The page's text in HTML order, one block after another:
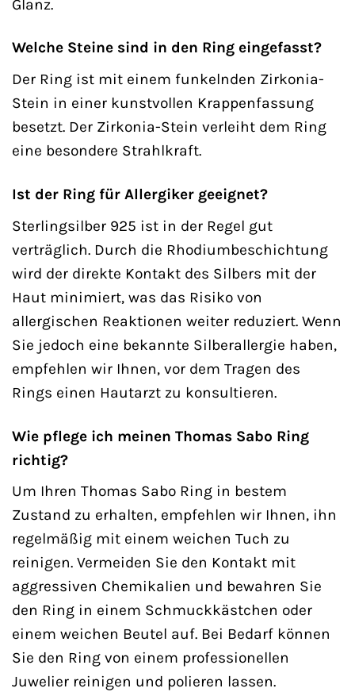
Glanz.
Welche Steine sind in den Ring eingefasst?
Der Ring ist mit einem funkelnden Zirkonia-
Stein in einer kunstvollen Krappenfassung
besetzt. Der Zirkonia-Stein verleiht dem Ring
eine besondere Strahlkraft.
Ist der Ring für Allergiker geeignet?
Sterlingsilber 925 ist in der Regel gut
verträglich. Durch die Rhodiumbeschichtung
wird der direkte Kontakt des Silbers mit der
Haut minimiert, was das Risiko von
allergischen Reaktionen weiter reduziert. Wenn
Sie jedoch eine bekannte Silberallergie haben,
empfehlen wir Ihnen, vor dem Tragen des
Rings einen Hautarzt zu konsultieren.
Wie pflege ich meinen Thomas Sabo Ring
richtig?
Um Ihren Thomas Sabo Ring in bestem
Zustand zu erhalten, empfehlen wir Ihnen, ihn
regelmäßig mit einem weichen Tuch zu
reinigen. Vermeiden Sie den Kontakt mit
aggressiven Chemikalien und bewahren Sie
den Ring in einem Schmuckkästchen oder
einem weichen Beutel auf. Bei Bedarf können
Sie den Ring von einem professionellen
Juwelier reinigen und polieren lassen.